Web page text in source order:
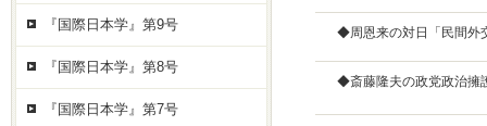
◆周恩来の対日「民間
◆斎藤隆夫の政党政治擁
『国際日本学』第9号
『国際日本学』第8号
『国際日本学』第7号